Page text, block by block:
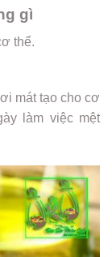
gì
thể.
mát tạo cho cơ
làm việc mệt